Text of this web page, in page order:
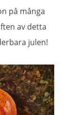
på många
av detta
julen!